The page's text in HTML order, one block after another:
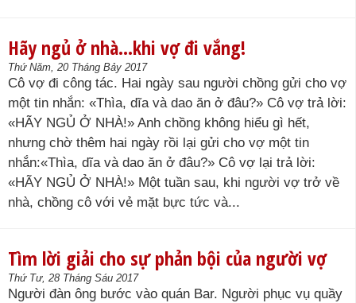
Hãy ngủ ở nhà…khi vợ đi vắng!
Thứ Năm, 20 Tháng Bảy 2017
Cô vợ đi công tác. Hai ngày sau người chồng gửi cho vợ
một tin nhắn: «Thìa, dĩa và dao ăn ở đâu?» Cô vợ trả lời:
«HÃY NGỦ Ở NHÀ!» Anh chồng không hiểu gì hết,
nhưng chờ thêm hai ngày rồi lại gửi cho vợ một tin
nhắn:«Thìa, dĩa và dao ăn ở đâu?» Cô vợ lại trả lời:
«HÃY NGỦ Ở NHÀ!» Một tuần sau, khi người vợ trở về
nhà, chồng cô với vẻ mặt bực tức và...
Tìm lời giải cho sự phản bội của người vợ
Thứ Tư, 28 Tháng Sáu 2017
Người đàn ông bước vào quán Bar. Người phục vụ quầy